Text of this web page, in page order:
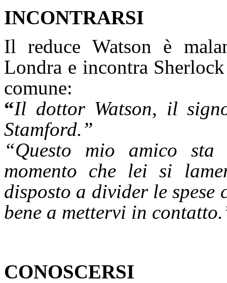
INCONTRARSI
Il reduce Watson è
Londra e incontra
comune:
“Il dottor Watson, il
Stamford.”
“Questo mio amico
momento che lei si
disposto a divider le spese
bene a mettervi in
CONOSCERSI